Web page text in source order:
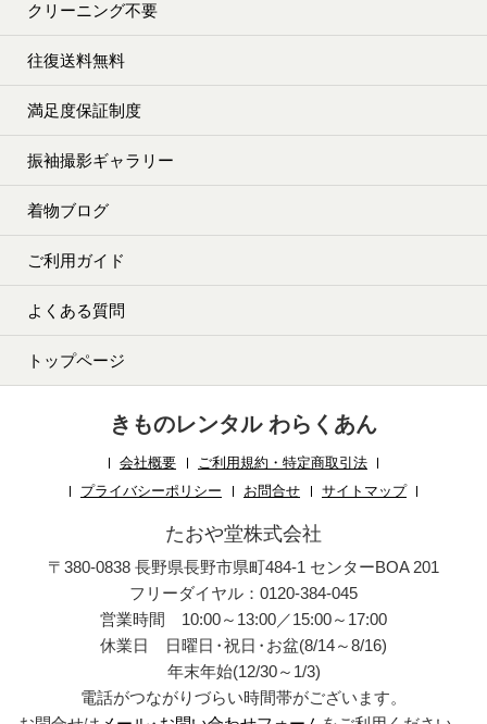
クリーニング不要
往復送料無料
満足度保証制度
振袖撮影ギャラリー
着物ブログ
ご利用ガイド
よくある質問
トップページ
きものレンタル わらくあん
会社概要
ご利用規約・特定商取引法
プライバシーポリシー
お問合せ サイトマップ
たおや堂株式会社
〒380-0838 長野県長野市県町484-1 センターBOA 201
フリーダイヤル：0120-384-045
営業時間 10:00～13:00／15:00～17:00
休業日 日曜日・祝日・お盆(8/14～8/16)
年末年始(12/30～1/3)
電話がつながりづらい時間帯がございます。